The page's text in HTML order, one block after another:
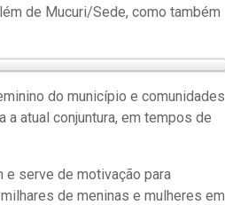
de Mucuri/Sede, como também
do município e comunidades
atual conjuntura, em tempos de
e serve de motivação para
de meninas e mulheres em